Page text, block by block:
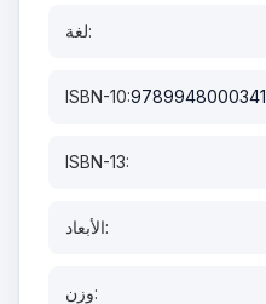
لغة:
ISBN-10:9789948000341
ISBN-13:
الأبعاد:
وزن: